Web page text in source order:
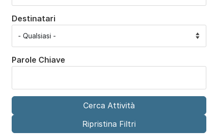
Destinatari
Parole Chiave